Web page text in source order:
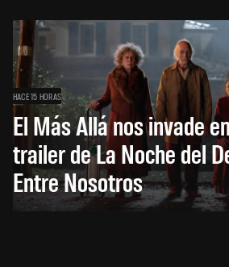
HACE 15 HORAS
El Más Allá nos invade
trailer de La Noche del
Entre Nosotros